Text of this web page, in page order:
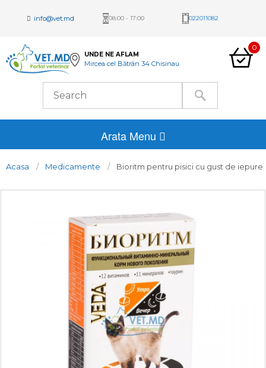
info@vet.md 08:00 - 17:00 022011082
UNDE NE AFLAM
Mircea cel Bătrân 34 Chisinau
0
Arata Menu
Acasa Medicamente Bioritm pentru pisici cu gust de iepure